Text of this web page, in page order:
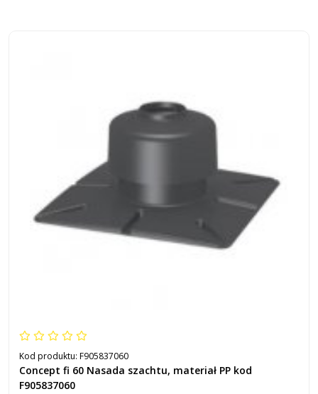
Kod produktu: F905837060
Concept fi 60 Nasada szachtu, materiał PP kod
F905837060